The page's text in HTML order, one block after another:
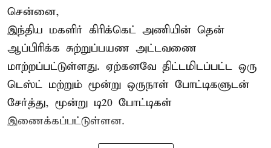
சென்னை,
இந்திய மகளிர் கிரிக்கெட் அணியின் தென்
ஆப்பிரிக்க சுற்றுப்பயண அட்டவணை
மாற்றப்பட்டுள்ளது. ஏற்கனவே திட்டமிடப்பட்ட ஒரு
டெஸ்ட் மற்றும் மூன்று ஒருநாள் போட்டிகளுடன்
சேர்த்து, மூன்று டி20 போட்டிகள்
இணைக்கப்பட்டுள்ளன.